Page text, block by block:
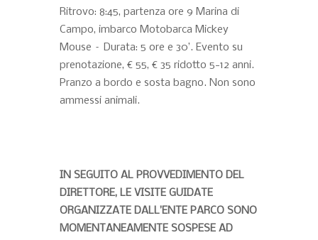
Ritrovo: 8:45, partenza ore 9 Marina di
Campo, imbarco Motobarca Mickey
Mouse – Durata: 5 ore e 30’. Evento su
prenotazione, € 55, € 35 ridotto 5-12 anni.
Pranzo a bordo e sosta bagno. Non sono
ammessi animali.
IN SEGUITO AL PROVVEDIMENTO DEL
DIRETTORE, LE VISITE GUIDATE
ORGANIZZATE DALL’ENTE PARCO SONO
MOMENTANEAMENTE SOSPESE AD